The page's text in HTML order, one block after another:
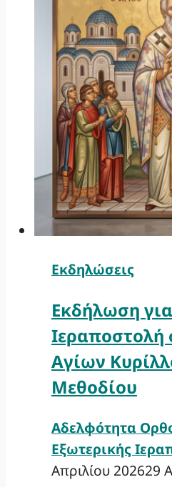
Εκδηλώσεις
Εκδήλωση
Ιεραποστολή
Αγίων
Μεθοδίου
Αδελφότητα
Εξωτερικής
Απριλίου 202629